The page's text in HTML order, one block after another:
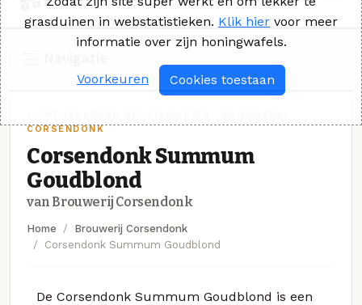
CORSENDONK
Corsendonk Summum
Goudblond
van Brouwerij Corsendonk
Home
Brouwerij Corsendonk
Corsendonk Summum Goudblond
De Corsendonk Summum Goudblond is een
grasduinen in webstatistieken. Klik hier voor meer
informatie over zijn honingwafels.
Voorkeuren Cookies toestaan